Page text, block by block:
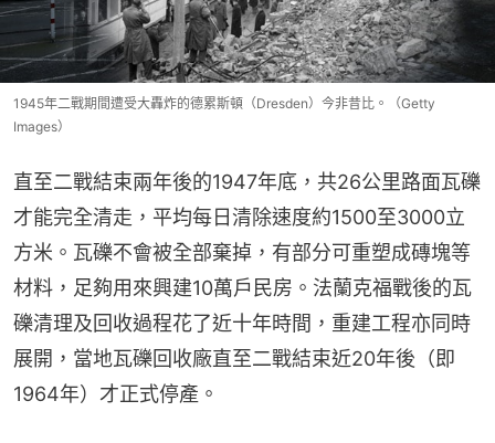
1945年二戰期間遭受大轟炸的德累斯頓（Dresden）今非昔比。（Getty
Images）
直至二戰結束兩年後的1947年底，共26公里路面瓦礫
才能完全清走，平均每日清除速度約1500至3000立
方米。瓦礫不會被全部棄掉，有部分可重塑成磚塊等
材料，足夠用來興建10萬戶民房。法蘭克福戰後的瓦
礫清理及回收過程花了近十年時間，重建工程亦同時
展開，當地瓦礫回收廠直至二戰結束近20年後（即
1964年）才正式停產。